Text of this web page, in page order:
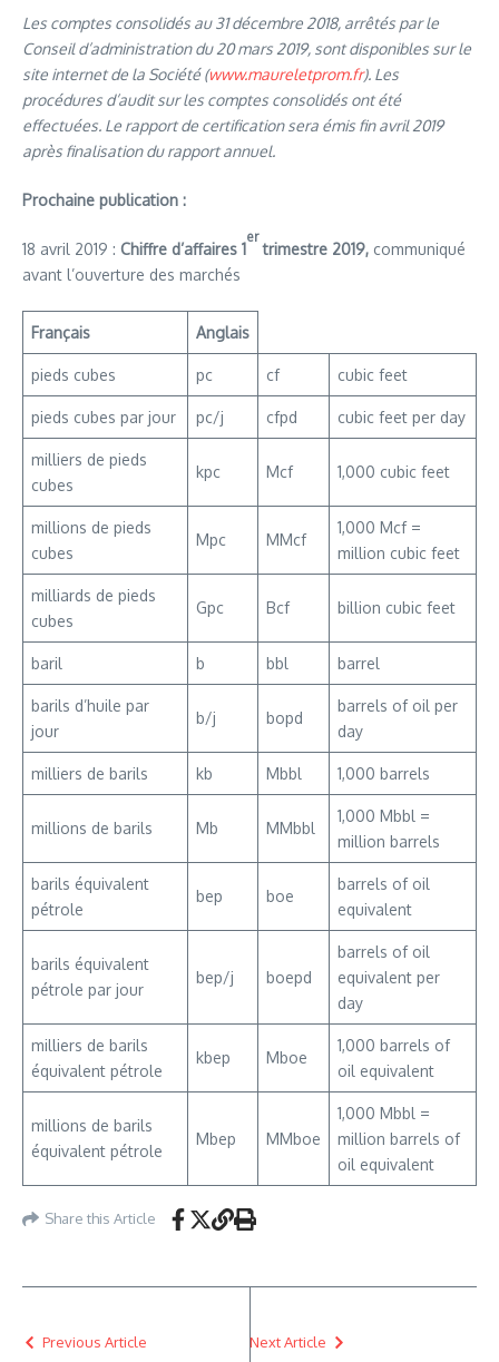
Les comptes consolidés au 31 décembre 2018, arrêtés par le
Conseil d’administration du 20 mars 2019, sont disponibles sur le
site internet de la Société (www.maureletprom.fr). Les
procédures d’audit sur les comptes consolidés ont été
effectuées. Le rapport de certification sera émis fin avril 2019
après finalisation du rapport annuel.
Prochaine publication :
18 avril 2019 : Chiffre d’affaires 1
er
trimestre 2019, communiqué
avant l’ouverture des marchés
Français Anglais
pieds cubes pc cf cubic feet
pieds cubes par jour pc/j cfpd cubic feet per day
milliers de pieds
cubes
kpc Mcf 1,000 cubic feet
millions de pieds
cubes
Mpc MMcf
1,000 Mcf =
million cubic feet
milliards de pieds
cubes
Gpc Bcf billion cubic feet
baril b bbl barrel
barils d’huile par
jour
b/j bopd
barrels of oil per
day
milliers de barils kb Mbbl 1,000 barrels
millions de barils Mb MMbbl
1,000 Mbbl =
million barrels
barils équivalent
pétrole
bep boe
barrels of oil
equivalent
barils équivalent
pétrole par jour
bep/j boepd
barrels of oil
equivalent per
day
milliers de barils
équivalent pétrole
kbep Mboe
1,000 barrels of
oil equivalent
millions de barils
équivalent pétrole
Mbep MMboe
1,000 Mbbl =
million barrels of
oil equivalent
Share this Article
Previous Article Next Article